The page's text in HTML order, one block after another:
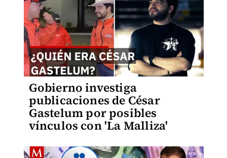
Gobierno investiga
publicaciones de César
Gastelum por posibles
vínculos con 'La Malliza'